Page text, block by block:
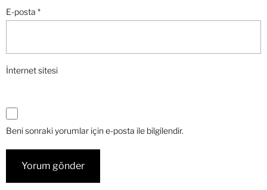
E-posta *
İnternet sitesi
Beni sonraki yorumlar için e-posta ile bilgilendir.